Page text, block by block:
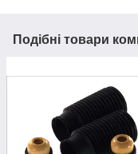
Подібні товари